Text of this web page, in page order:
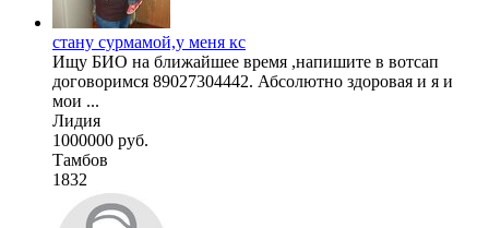
стану сурмамой,у меня кс
Ищу БИО на ближайшее время ,напишите в вотсап
договоримся 89027304442. Абсолютно здоровая и я и
мои ...
Лидия
1000000 руб.
Тамбов
1832